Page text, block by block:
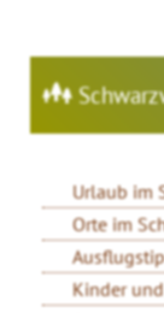
Urlaub im
Orte im
Kinder